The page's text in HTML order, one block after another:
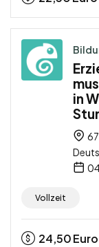
in
Vollzeit
24,50Euro